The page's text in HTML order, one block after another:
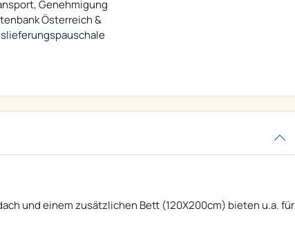
Genehmigung
Österreich &
und einem zusätzlichen Bett (120X200cm) bieten u.a. für